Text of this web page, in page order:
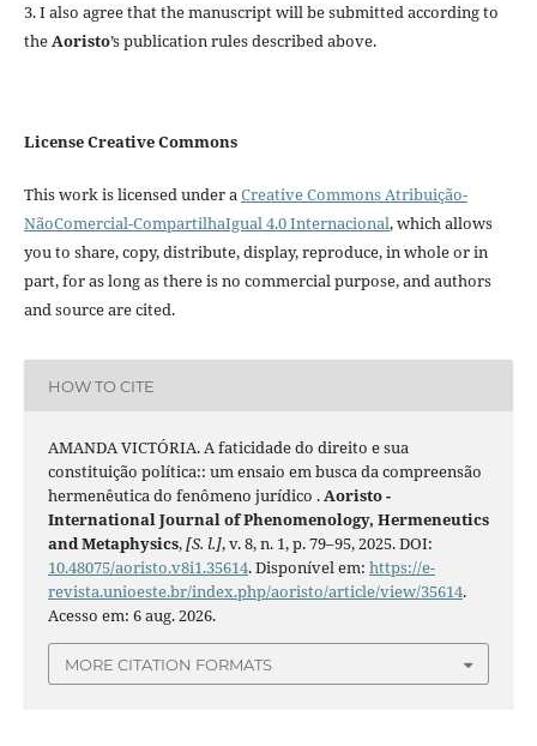
3. I also agree that the manuscript will be submitted according to
theAoristo’s publication rules described above.
License Creative Commons
This work is licensed under aCreative Commons Atribuição-
NãoComercial-CompartilhaIgual 4.0 Internacional, which allows
you to share, copy, distribute, display, reproduce, in whole or in
part, for as long as there is no commercial purpose, and authors
and source are cited.
HOW TO CITE
AMANDA VICTÓRIA. A faticidade do direito e sua
constituição política:: um ensaio em busca da compreensão
hermenêutica do fenômeno jurídico .Aoristo -
International Journal of Phenomenology, Hermeneutics
and Metaphysics,[S. l.], v. 8, n. 1, p. 79–95, 2025. DOI:
10.48075/aoristo.v8i1.35614. Disponível em: https://e-
revista.unioeste.br/index.php/aoristo/article/view/35614.
Acesso em: 6 aug. 2026.
MORE CITATION FORMATS